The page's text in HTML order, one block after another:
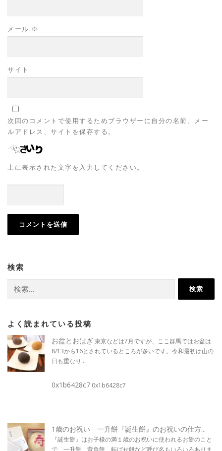
メール ※
サイト
次回のコメントで使用するためブラウザーに自分の名前、メー
ルアドレス、サイトを保存する。
上に表示された文字を入力してください。
検索
索:
よく読まれている投稿
お盆とおはぎ東京などは7月ですが、ここ群馬ではお盆は
8/13から16とされているところが多いです。令和最初は山の
日も重なり...
0x1b6428c7 0x1b6428c7
1歳のお祝い 一升餅『誕生餅』のお祝いの仕方...
『誕生餅』はお子様の満１歳のお祝いに使われるお餅のこと
で、一升餅、背負餅、転ばせ餅など呼び名もいろいろありま